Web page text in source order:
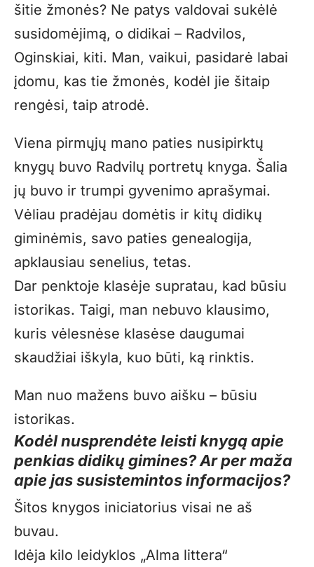
šitie žmonės? Ne patys valdovai sukėlė
susidomėjimą, o didikai – Radvilos,
Oginskiai, kiti. Man, vaikui, pasidarė labai
įdomu, kas tie žmonės, kodėl jie šitaip
rengėsi, taip atrodė.
Viena pirmųjų mano paties nusipirktų
knygų buvo Radvilų portretų knyga. Šalia
jų buvo ir trumpi gyvenimo aprašymai.
Vėliau pradėjau domėtis ir kitų didikų
giminėmis, savo paties genealogija,
apklausiau senelius, tetas.
Dar penktoje klasėje supratau, kad būsiu
istorikas. Taigi, man nebuvo klausimo,
kuris vėlesnėse klasėse daugumai
skaudžiai iškyla, kuo būti, ką rinktis.
Man nuo mažens buvo aišku – būsiu
istorikas.
Kodėl nusprendėte leisti knygą apie
penkias didikų gimines? Ar per maža
apie jas susistemintos informacijos?
Šitos knygos iniciatorius visai ne aš
buvau.
Idėja kilo leidyklos „Alma littera“